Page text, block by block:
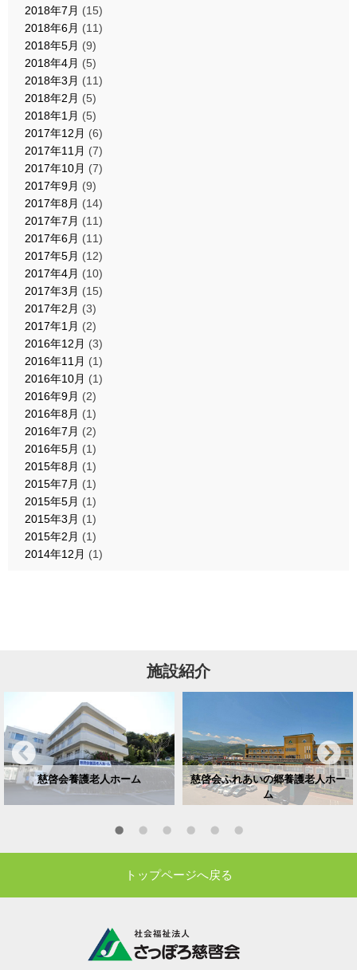
2018年7月 (15)
2018年6月 (11)
2018年5月 (9)
2018年4月 (5)
2018年3月 (11)
2018年2月 (5)
2018年1月 (5)
2017年12月 (6)
2017年11月 (7)
2017年10月 (7)
2017年9月 (9)
2017年8月 (14)
2017年7月 (11)
2017年6月 (11)
2017年5月 (12)
2017年4月 (10)
2017年3月 (15)
2017年2月 (3)
2017年1月 (2)
2016年12月 (3)
2016年11月 (1)
2016年10月 (1)
2016年9月 (2)
2016年8月 (1)
2016年7月 (2)
2016年5月 (1)
2015年8月 (1)
2015年7月 (1)
2015年5月 (1)
2015年3月 (1)
2015年2月 (1)
2014年12月 (1)
施設紹介
慈啓会養護老人ホーム
慈啓会ふれあいの郷養護老人ホー
ム
トップページへ戻る